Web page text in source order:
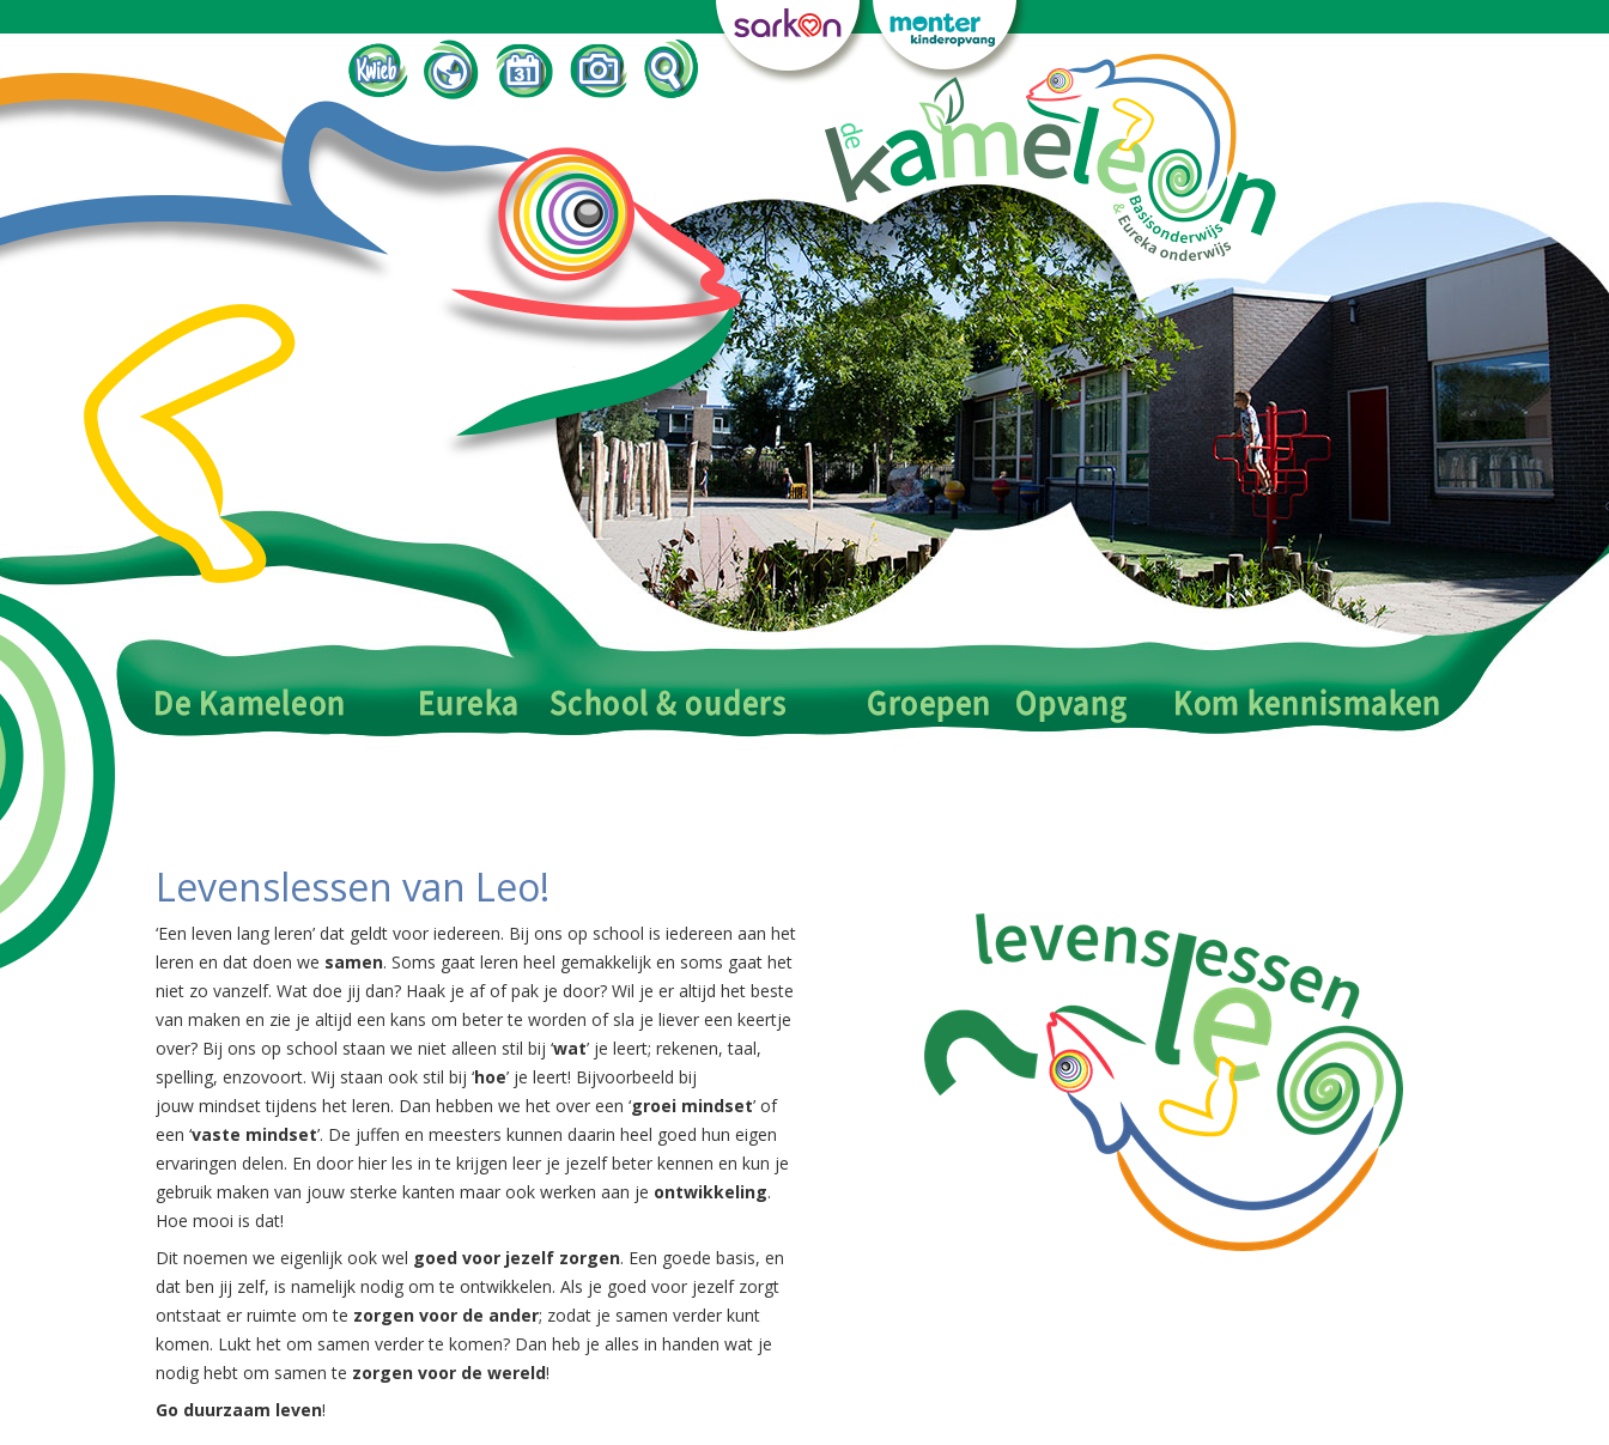
Levenslessen van Leo!
‘Een leven lang leren’ dat geldt voor iedereen. Bij ons op school is iedereen aan het
leren en dat doen we samen. Soms gaat leren heel gemakkelijk en soms gaat het
niet zo vanzelf. Wat doe jij dan? Haak je af of pak je door? Wil je er altijd het beste
van maken en zie je altijd een kans om beter te worden of sla je liever een keertje
over? Bij ons op school staan we niet alleen stil bij ‘wat’ je leert; rekenen, taal,
spelling, enzovoort. Wij staan ook stil bij ‘hoe’ je leert! Bijvoorbeeld bij
jouw mindset tijdens het leren. Dan hebben we het over een ‘groei mindset’ of
een ‘vaste mindset’. De juffen en meesters kunnen daarin heel goed hun eigen
ervaringen delen. En door hier les in te krijgen leer je jezelf beter kennen en kun je
gebruik maken van jouw sterke kanten maar ook werken aan je ontwikkeling.
Hoe mooi is dat!
Dit noemen we eigenlijk ook wel goed voor jezelf zorgen. Een goede basis, en
dat ben jij zelf, is namelijk nodig om te ontwikkelen. Als je goed voor jezelf zorgt
ontstaat er ruimte om te zorgen voor de ander; zodat je samen verder kunt
komen. Lukt het om samen verder te komen? Dan heb je alles in handen wat je
nodig hebt om samen te zorgen voor de wereld!
Go duurzaam leven!